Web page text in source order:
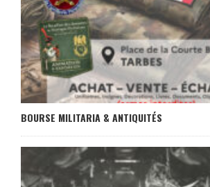
BOURSE MILITARIA & ANTIQUITÉS